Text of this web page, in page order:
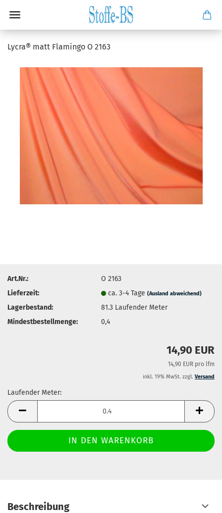
Lycra® matt Flamingo O 2163
Art.Nr.:
O 2163
Lieferzeit:
ca. 3-4 Tage(Ausland abweichend)
Lagerbestand: 81.3 Laufender Meter
Mindestbestellmenge:
0,4
14,90 EUR
14,90 EUR pro lfm
inkl. 19% MwSt. zzgl. Versand
Laufender Meter:
Laufender
Meter
Beschreibung